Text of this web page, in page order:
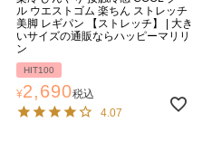
ル ウエストゴム 楽ちん ストレッチ
美脚 レギパン 【ストレッチ】 | 大き
いサイズの通販ならハッピーマリリ
ン
HIT100
¥2,690税込
4.07